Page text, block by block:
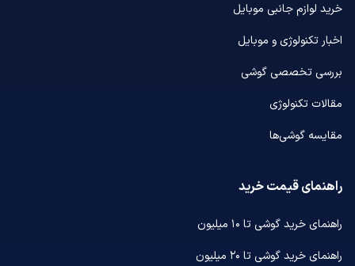
خرید لوازم جانبی موبایل
اخبار تکنولوژی و موبایل
بررسی تخصصی گوشی
مقالات تکنولوژی
مقایسه گوشی‌ها
راهنمای قیمت خرید
راهنمای خرید گوشی تا ۱۰ میلیون
راهنمای خرید گوشی تا ۲۰ میلیون